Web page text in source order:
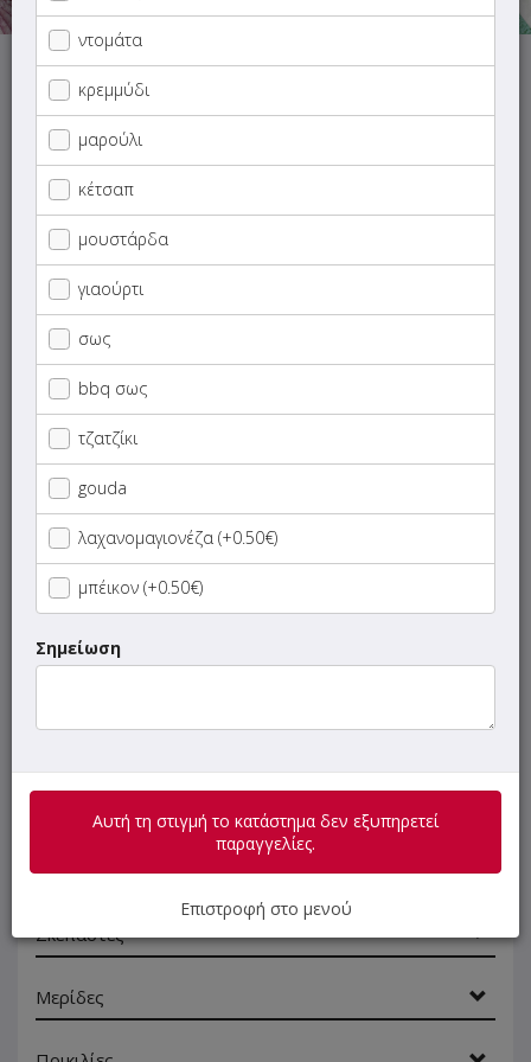
Αυτή τη στιγμή το κατάστημα δεν εξυπηρετεί παραγγελίες.
Γρήγορη
αναζήτηση
προϊόντος...
SUPER Προσφορές
Νηστίσιμο Menu
Ορεκτικά
Σαλάτες
Τεμάχια
Αραβικές Πίτες
Σάντουιτς
Σκεπαστές
Μερίδες
ντομάτα
κρεμμύδι
μαρούλι
κέτσαπ
μουστάρδα
γιαούρτι
σως
bbq σως
τζατζίκι
gouda
λαχανομαγιονέζα (+0.50€)
μπέικον (+0.50€)
Σημείωση
Αυτή τη στιγμή το κατάστημα δεν εξυπηρετεί
παραγγελίες.
Επιστροφή στο μενού